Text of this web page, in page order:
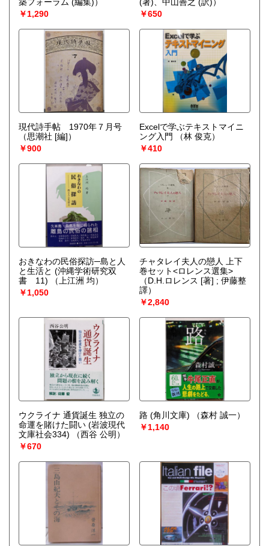
￥1,290
￥650
現代詩手帖 1970年７月号
（思潮社 [編]）
￥900
Excelで学ぶテキストマイニ
ング入門
（林 俊克）
￥410
おきなわの民俗探訪─島と人
と生活と (沖縄学術研究双
書 11)
（上江洲 均）
￥1,050
チャタレイ夫人の戀人 上下
巻セット<ロレンス選集>
（D.H.ロレンス [著] ; 伊藤整
譯）
￥2,840
ウクライナ 通貨誕生 独立の
命運を賭けた闘い (岩波現代
文庫社会334)
（西谷 公明）
￥670
路 (角川文庫)
（森村 誠一）
￥1,140